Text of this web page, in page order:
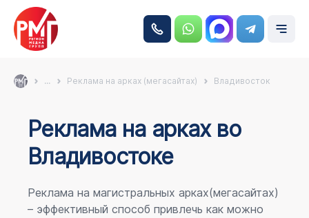
... Реклама на арках (мегасайтах) Владивосток
Реклама на аркаx во
Владивостоке
Реклама на магистральных арках(мегасайтах)
– эффективный способ привлечь как можно